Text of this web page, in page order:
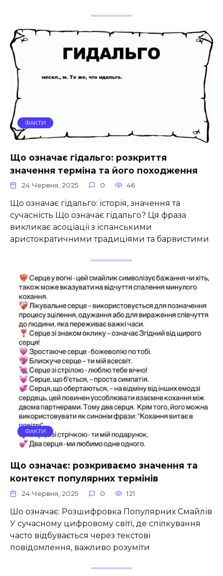
ФАКТИ
Що означає гідальго: розкриття
значення терміна та його походження
24 Червня, 2025 0 46
Що означає гідальго: історія, значення та
сучасність Що означає гідальго? Ця фраза
викликає асоціації з іспанськими
аристократичними традиціями та барвистими
ФАКТИ
Що означає: розкриваємо значення та
контекст популярних термінів
24 Червня, 2025 0 121
Шо означає: Розшифровка Популярних Смайлів
У сучасному цифровому світі, де спілкування
часто відбувається через текстові
повідомлення, важливо розуміти